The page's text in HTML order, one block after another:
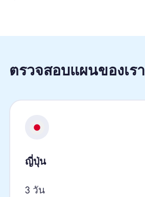
ตรวจสอบแผนของเรา
ญี่ปุ่น
3 วัน